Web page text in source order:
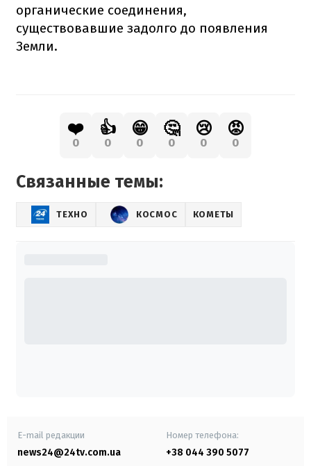
органические соединения,
существовавшие задолго до появления
Земли.
❤️
0
👍
0
😁
0
🤔
0
😢
0
😡
0
Связанные темы:
ТЕХНО КОСМОС КОМЕТЫ
E-mail редакции
news24@24tv.com.ua
Номер телефона:
+38 044 390 5077